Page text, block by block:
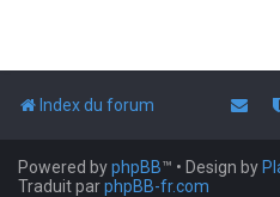
Index du forum
Powered byphpBB™ • Design by
Traduit parphpBB-fr.com